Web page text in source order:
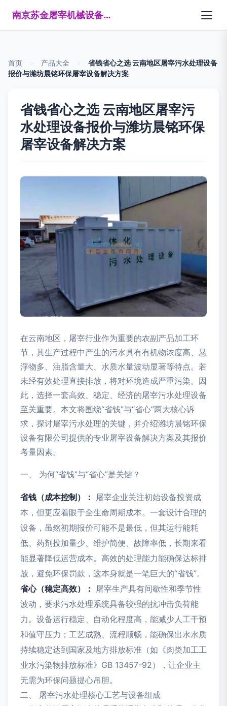
南京苏金屠宰机械设备制造有限公司
首页 产品大全
省钱省心之选 云南地区屠宰污水处理设备
报价与潍坊晨铭环保屠宰设备解决方案
省钱省心之选 云南地区屠宰污
水处理设备报价与潍坊晨铭环保
屠宰设备解决方案
在云南地区，屠宰行业作为重要的农副产品加工环
节，其生产过程中产生的污水具有有机物浓度高、悬
浮物多、油脂含量大、水质水量波动显著等特点。若
未经有效处理直接排放，将对环境造成严重污染。因
此，选择一套高效、稳定、经济的屠宰污水处理设备
至关重要。本文将围绕“省钱”与“省心”两大核心诉
求，探讨屠宰污水处理的关键，并介绍潍坊晨铭环保
设备有限公司提供的专业屠宰设备解决方案及其报价
考量因素。
一、 为何“省钱”与“省心”是关键？
省钱（成本控制）：
屠宰企业关注初始设备投资成
本，但更应着眼于全生命周期成本。一套设计合理的
设备，虽然初期报价可能不是最低，但其运行能耗
低、药剂投加量少、维护简便、故障率低，长期来看
能显著降低运营成本。高效的处理能力能确保达标排
放，避免环保罚款，这本身就是一笔巨大的“省钱”。
省心（稳定高效）：
屠宰生产具有间歇性和季节性
波动，要求污水处理系统具备较强的抗冲击负荷能
力。设备运行稳定、自动化程度高，能减少人工干预
和值守压力；工艺成熟、流程顺畅，能确保出水水质
持续稳定达到国家及地方排放标准（如《肉类加工工
业水污染物排放标准》GB 13457-92），让企业主
无需为环保问题提心吊胆。
二、 屠宰污水处理核心工艺与设备组成